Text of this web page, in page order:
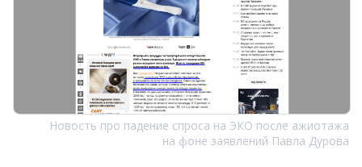
Новость про падение спроса на ЭКО после ажиотажа
на фоне заявлений Павла Дурова